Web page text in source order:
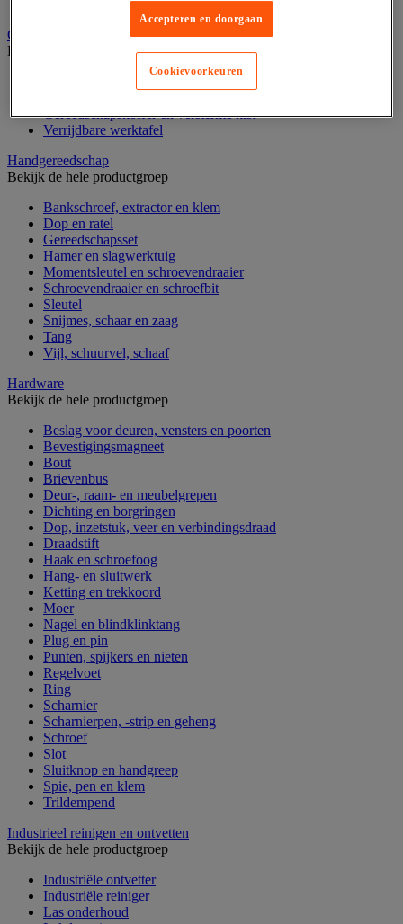
Wandcontactdoos en schakelaar
Gereedschap opbergen
Bekijk de hele productgroep
Gereedschapskoffer en versterkte kist
Verrijdbare werktafel
Handgereedschap
Bekijk de hele productgroep
Bankschroef, extractor en klem
Dop en ratel
Gereedschapsset
Hamer en slagwerktuig
Momentsleutel en schroevendraaier
Schroevendraaier en schroefbit
Sleutel
Snijmes, schaar en zaag
Tang
Vijl, schuurvel, schaaf
Hardware
Bekijk de hele productgroep
Beslag voor deuren, vensters en poorten
Bevestigingsmagneet
Bout
Brievenbus
Deur-, raam- en meubelgrepen
Dichting en borgringen
Dop, inzetstuk, veer en verbindingsdraad
Draadstift
Haak en schroefoog
Hang- en sluitwerk
Ketting en trekkoord
Moer
Nagel en blindklinktang
Plug en pin
Punten, spijkers en nieten
Regelvoet
Ring
Scharnier
Scharnierpen, -strip en geheng
Schroef
Slot
Sluitknop en handgreep
Spie, pen en klem
Trildempend
Industrieel reinigen en ontvetten
Bekijk de hele productgroep
Industriële ontvetter
Industriële reiniger
Las onderhoud
Accepteren en doorgaan
Cookievoorkeuren